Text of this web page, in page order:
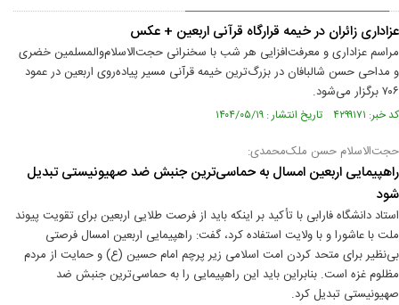
عزاداری زائران در خیمه قرارگاه قرآنی اربعین + عکس
مراسم عزاداری و معرفت‌افزایی هر شب با سخنرانی حجت‌الاسلام‌والمسلمین خضری
و مداحی حسن شالبافان در بزرگ‌ترین خیمه قرآنی مسیر پیاده‌روی اربعین در عمود
۷۰۶ برگزار می‌شود.
کد خبر: ۴۲۹۹۱۷۱ تاریخ انتشار : ۱۴۰۴/۰۵/۱۹
حجت‌الاسلا‌م‌ حسن ملک‌محمدی:
راهپیمایی اربعین امسال به حماسی‌ترین جنبش ضد صهیونیستی تبدیل
شود
استاد دانشگاه فارابی با تأکید بر اینکه باید از فرصت طلایی اربعین برای تقویت پیوند
ملت با عاشورا و با ولایت استفاده کرد، گفت: راهپیمایی اربعین امسال فرصتی
بی‌نظیر برای متحد کردن امت اسلامی زیر پرچم امام حسین (ع) و حمایت از مردم
مظلوم غزه است. بنابراین باید این راهپیمایی را به حماسی‌ترین جنبش ضد
صهیونیستی تبدیل کرد.